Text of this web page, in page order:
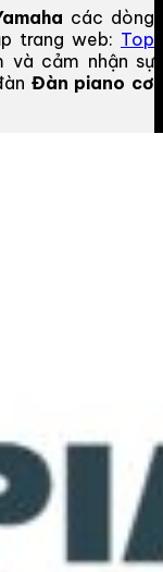
các dòng
trang web: Top
và cảm nhận sự
Đàn piano cơ